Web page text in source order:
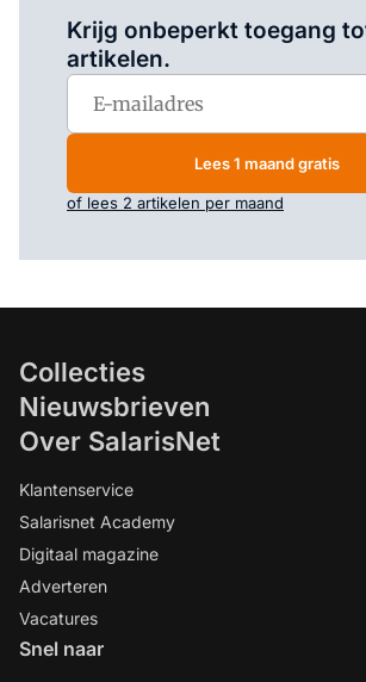
Krijg onbeperkt toegang
artikelen.
Lees 1 maand gratis
of lees 2 artikelen per maand
Collecties
Nieuwsbrieven
Over SalarisNet
Klantenservice
Salarisnet Academy
Digitaal magazine
Adverteren
Vacatures
Snel naar